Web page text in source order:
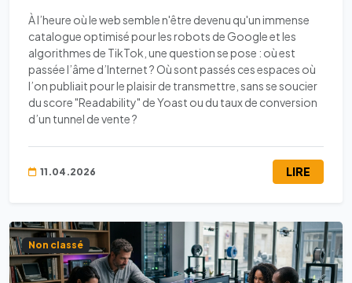
À l’heure où le web semble n'être devenu qu'un immense
catalogue optimisé pour les robots de Google et les
algorithmes de TikTok, une question se pose : où est
passée l’âme d’Internet ? Où sont passés ces espaces où
l’on publiait pour le plaisir de transmettre, sans se soucier
du score "Readability" de Yoast ou du taux de conversion
d’un tunnel de vente ?
11.04.2026 LIRE
Non classé